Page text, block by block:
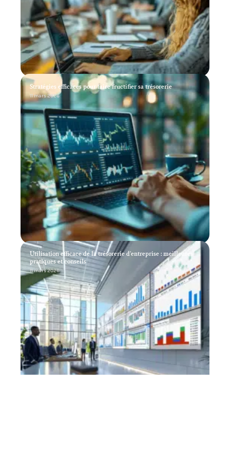
Stratégies efficaces pour faire fructifier sa trésorerie
11 mars 2026
Utilisation efficace de la trésorerie d’entreprise : meilleures
pratiques et conseils
11 mars 2026